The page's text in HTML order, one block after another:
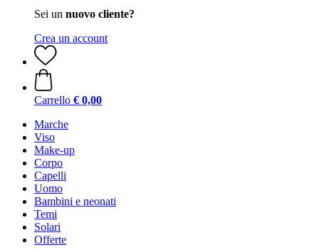
Sei un nuovo cliente?
Crea un account
Carrello € 0,00
Marche
Viso
Make-up
Corpo
Capelli
Uomo
Bambini e neonati
Temi
Solari
Offerte